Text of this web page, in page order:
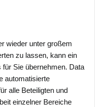
wieder unter großem
zu lassen, kann ein
Sie übernehmen. Data
automatisierte
alle Beteiligten und
einzelner Bereiche